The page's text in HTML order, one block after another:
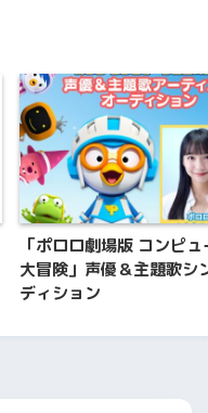
「ポロロ劇場版 コンピ
大冒険」声優＆主題歌シ
ディション